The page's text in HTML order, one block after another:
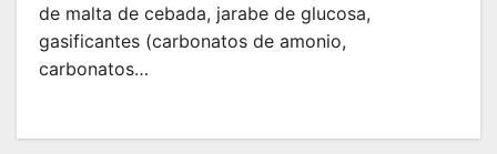
de malta de cebada, jarabe de glucosa,
gasificantes (carbonatos de amonio,
carbonatos…